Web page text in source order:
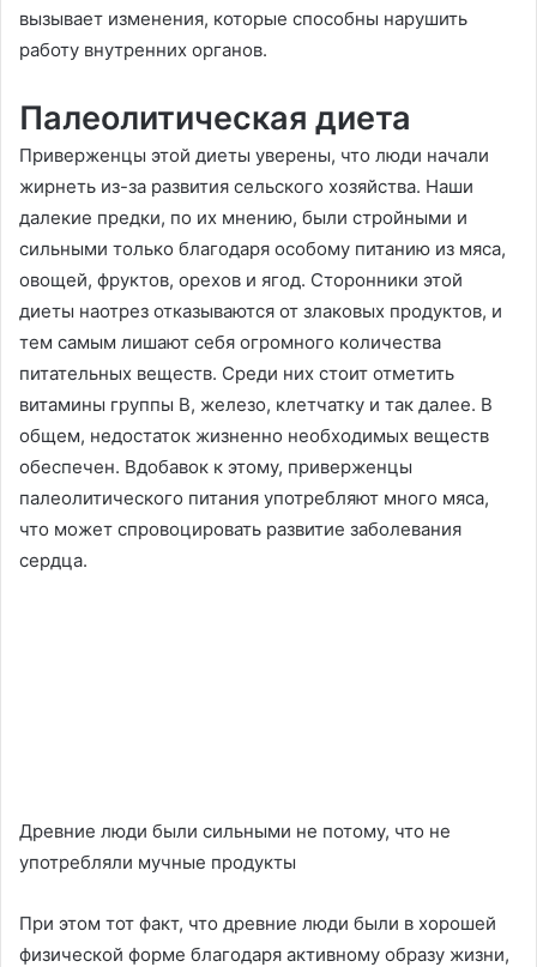
вызывает изменения, которые способны нарушить
работу внутренних органов.
Палеолитическая диета
Приверженцы этой диеты уверены, что люди начали
жирнеть из-за развития сельского хозяйства. Наши
далекие предки, по их мнению, были стройными и
сильными только благодаря особому питанию из мяса,
овощей, фруктов, орехов и ягод. Сторонники этой
диеты наотрез отказываются от злаковых продуктов, и
тем самым лишают себя огромного количества
питательных веществ. Среди них стоит отметить
витамины группы B, железо, клетчатку и так далее. В
общем, недостаток жизненно необходимых веществ
обеспечен. Вдобавок к этому, приверженцы
палеолитического питания употребляют много мяса,
что может спровоцировать развитие заболевания
сердца.
Древние люди были сильными не потому, что не
употребляли мучные продукты
При этом тот факт, что древние люди были в хорошей
физической форме благодаря активному образу жизни,